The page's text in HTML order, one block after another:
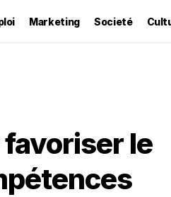
Marketing Societé
le